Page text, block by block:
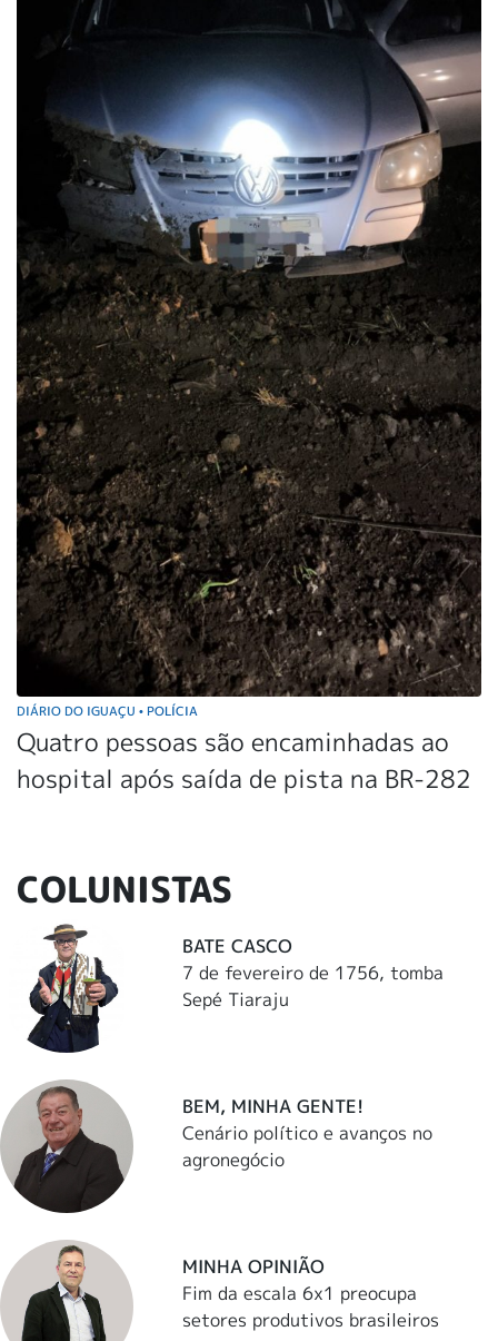
DIÁRIO DO IGUAÇU • POLÍCIA
Quatro pessoas são encaminhadas ao
hospital após saída de pista na BR-282
COLUNISTAS
BATE CASCO
7 de fevereiro de 1756, tomba
Sepé Tiaraju
BEM, MINHA GENTE!
Cenário político e avanços no
agronegócio
MINHA OPINIÃO
Fim da escala 6x1 preocupa
setores produtivos brasileiros